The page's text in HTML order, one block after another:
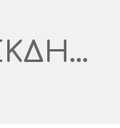
ΠΡΟΣΚΛΗΣΗ ΕΚΔΗΛΩΣΗΣ ΕΝΔΙΑΦΕΡΟΝΤΟΣ ΓΙΑ ΕΠΙΣΚΕΥΕΣ-ΣΥΝΤΗΡΗΣΕΙΣ (6)2022 ΤΗΣ ΤΕΧΝΙΚΗΣ ΥΠΗΡΕΣΙΑΣ ΑΡ. ΔΙΑΓΩΝΙΣΜΟΥ I SUPPLIES: 128 -2022